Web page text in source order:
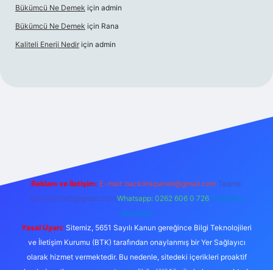
Bükümcü Ne Demek için admin
Bükümcü Ne Demek için Rana
Kaliteli Enerji Nedir için admin
Reklam ve İletişim: E-mail: backlinkpaneli@gmail.com Teams:
forumhizmeti@gmail.com Whatsapp: 0262 606 0 726 Telegram:
@karabul
Yasal Uyarı: Sitemiz, 5651 Sayılı Kanun gereğince Bilgi Teknolojileri
ve İletişim Kurumu (BTK) tarafından onaylanmış bir Yer Sağlayıcı
olarak hizmet vermektedir. Bu nedenle, sitedeki içerikleri proaktif